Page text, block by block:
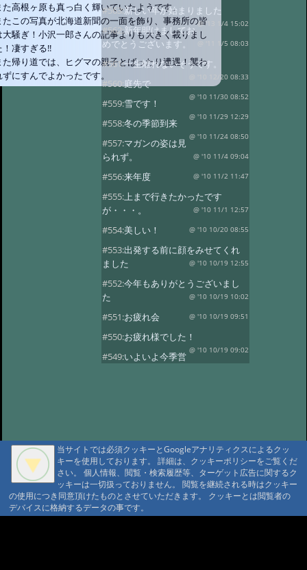
た高根ヶ原も真っ白く輝いていたようです。
たこの写真が北海道新聞の一面を飾り、事務所の皆
大騒ぎ！小沢一郎さんの記事よりも大きく載りまし
！凄すぎる!!
た帰り道では、ヒグマの親子とばったり遭遇！襲わ
ずにすんでよかったです。
#563:新しい年が始まりました
@ '13 1/4 15:02
#562:新年明けましてお
めでとうございます。
@ '11 1/5 08:03
#561:一生離れないそうです。
@ '10 12/20 08:33
#560:庭先で
@ '10 11/30 08:52
#559:雪です！
@ '10 11/29 12:29
#558:冬の季節到来
@ '10 11/24 08:50
#557:マガンの姿は見
られず。
@ '10 11/4 09:04
#556:来年度 @ '10 11/2 11:47
#555:上まで行きたかったです
が・・・。
@ '10 11/1 12:57
#554:美しい！ @ '10 10/20 08:55
#553:出発する前に顔をみせてくれ
ました
@ '10 10/19 12:55
#552:今年もありがとうございまし
た
@ '10 10/19 10:02
#551:お疲れ会 @ '10 10/19 09:51
#550:お疲れ様でした！
@ '10 10/19 09:02
#549:いよいよ今季営
#546:山の神様に歓迎されています
ね
@ '10 10/19 08:20
#545: 沼巡り最終日 @ '10 10/18 11:51
#544:霞ちゃん！ @ '10 10/18 11:32
#543:ヒグマセンター終了
当サイトでは必須クッキーとGoogleアナリティクスによるクッ
キーを使用しております。 詳細は、クッキーポリシーをご覧くだ
さい。 個人情報、閲覧・検索履歴等、ターゲット広告に関するク
ッキーは一切扱っておりません。 閲覧を継続される時はクッキー
の使用につき同意頂けたものとさせていただきます。 クッキーとは閲覧者の
デバイスに格納するデータの事です。